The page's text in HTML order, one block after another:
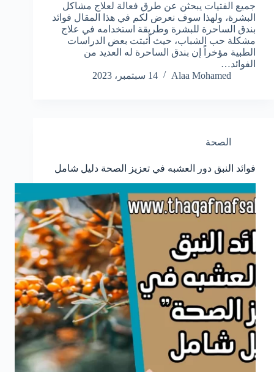
جميع الفتيات يبحثن عن طرق فعالة لعلاج مشاكل
البشرة، ولهذا سوف نعرض لكم في هذا المقال فوائد
بندق الساحرة للبشرة وطريقة استخدامه في علاج
مشكلة حب الشباب، حيث أثبتت بعض الدراسات
الطبية مؤخراً إن بندق الساحرة له العديد من
الفوائد…
Alaa Mohamed
14 سبتمبر، 2023
الصحة
فوائد النبق دور العشبه في تعزيز الصحة دليل شامل